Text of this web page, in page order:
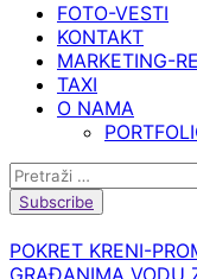
FOTO-VESTI
KONTAKT
MARKETING-
TAXI
O NAMA
Pretraga:
Subscribe
POKRET KRENI-
GRAĐANIMA VODU